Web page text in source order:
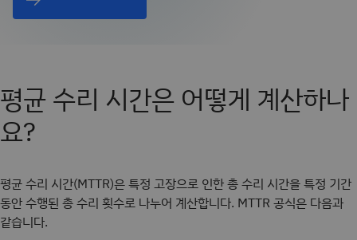
평균 수리 시간은 어떻게 계산하나
요?
평균 수리 시간(MTTR)은 특정 고장으로 인한 총 수리 시간을 특정 기간
동안 수행된 총 수리 횟수로 나누어 계산합니다. MTTR 공식은 다음과
같습니다.